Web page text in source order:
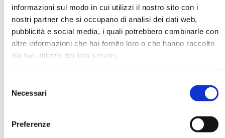
informazioni sul modo in cui utilizzi il nostro sito con i
nostri partner che si occupano di analisi dei dati web,
pubblicità e social media, i quali potrebbero combinarle con
altre informazioni che hai fornito loro o che hanno raccolto
dal tuo utilizzo dei loro servizi.
delNecessari
Preferenze
E-MAIL *
AZIENDA
FUNZIONE AZIENDALE